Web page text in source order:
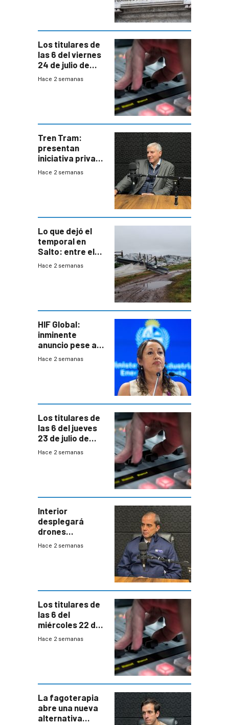
Los titulares de
las 6 del viernes
24 de julio de
2026
Hace 2 semanas
Tren Tram:
presentan
iniciativa privada
para una red de
Hace 2 semanas
Lo que dejó el
temporal en
Salto: entre el
impacto
Hace 2 semanas
HIF Global:
inminente
anuncio pese a
declaración de
gobierno
Hace 2 semanas
Los titulares de
las 6 del jueves
23 de julio de
2026
Hace 2 semanas
Interior
desplegará
drones
autónomos para
Hace 2 semanas
Los titulares de
las 6 del
miércoles 22 de
julio de 2026
Hace 2 semanas
La fagoterapia
abre una nueva
alternativa